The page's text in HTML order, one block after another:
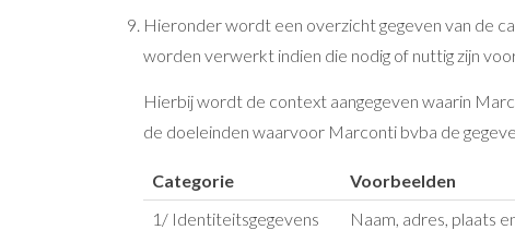
Hieronder wordt een overzicht gegeven van de
worden verwerkt indien die nodig of nuttig zijn
Hierbij wordt de context aangegeven waarin
de doeleinden waarvoor Marconti bvba de
Categorie Voorbeelden
1/ Identiteitsgegevens
Naam, adres, plaats